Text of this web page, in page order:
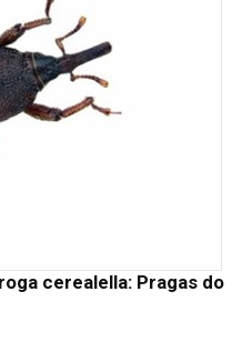
cerealella: Pragas do